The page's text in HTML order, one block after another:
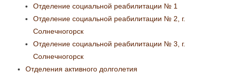
Отделение социальной реабилитации № 1
Отделение социальной реабилитации № 2, г.
Солнечногорск
Отделение социальной реабилитации № 3, г.
Солнечногорск
Отделения активного долголетия